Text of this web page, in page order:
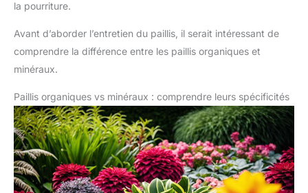
la pourriture.
Avant d’aborder l’entretien du paillis, il serait intéressant de
comprendre la différence entre les paillis organiques et
minéraux.
Paillis organiques vs minéraux : comprendre leurs spécificités